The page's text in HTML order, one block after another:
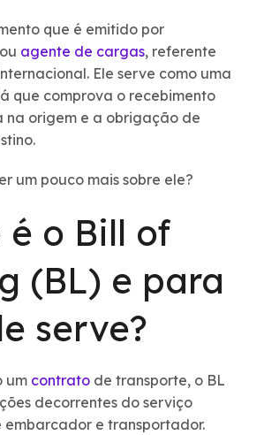
que é emitido por
agente de cargas, referente
Ele serve como uma
que comprova o recebimento
na origem e a obrigação de
um pouco mais sobre ele?
é o Bill of
(BL) e para
serve?
um contrato de transporte, o BL
decorrentes do serviço
embarcador e transportador.